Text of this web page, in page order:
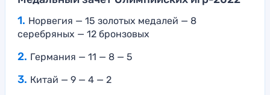
Норвегия — 15 золотых медалей — 8
серебряных — 12 бронзовых
Германия — 11 — 8 — 5
Китай — 9 — 4 — 2